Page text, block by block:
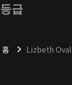
등급
홈 Lizbeth